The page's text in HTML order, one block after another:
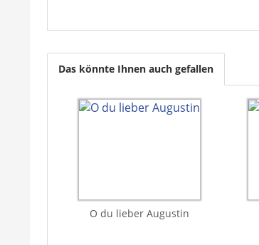
Das könnte Ihnen auch gefallen
O du lieber Augustin